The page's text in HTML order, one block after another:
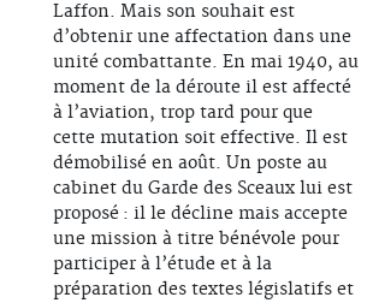
Laffon. Mais son souhait est
d’obtenir une affectation dans une
unité combattante. En mai 1940, au
moment de la déroute il est affecté
à l’aviation, trop tard pour que
cette mutation soit effective. Il est
démobilisé en août. Un poste au
cabinet du Garde des Sceaux lui est
proposé : il le décline mais accepte
une mission à titre bénévole pour
participer à l’étude et à la
préparation des textes législatifs et